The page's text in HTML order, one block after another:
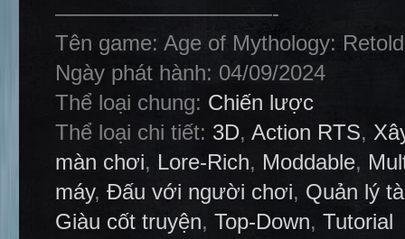
——————————-
Tên game: Age of Mythology: Retold
Ngày phát hành: 04/09/2024
Thể loại chung: Chiến lược
Thể loại chi tiết: 3D, Action RTS,
màn chơi, Lore-Rich, Moddable,
máy, Đấu với người chơi, Quản lý
Giàu cốt truyện, Top-Down, Tutorial